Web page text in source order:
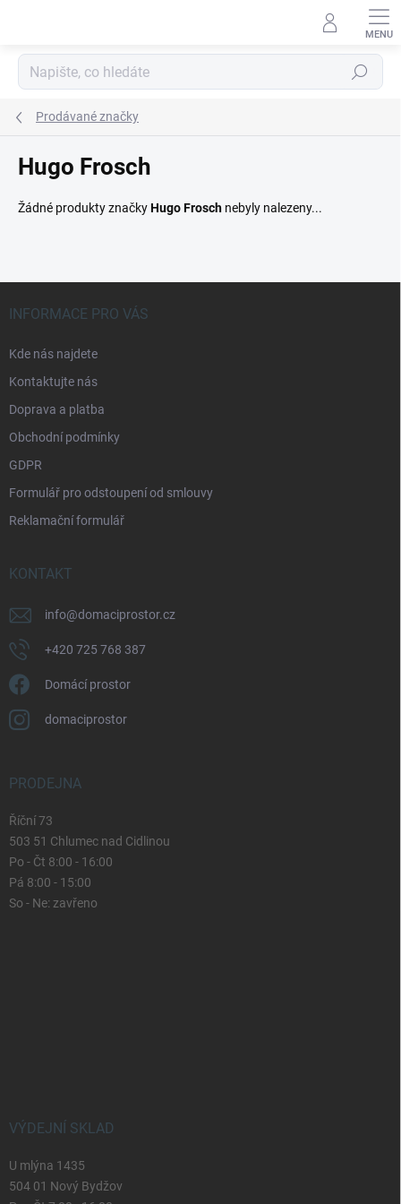
Hledat
Prodávané značky
Hugo Frosch
Žádné produkty značkyHugo Frosch nebyly nalezeny...
INFORMACE PRO VÁS
Kde nás najdete
Kontaktujte nás
Doprava a platba
Obchodní podmínky
GDPR
Formulář pro odstoupení od smlouvy
Reklamační formulář
KONTAKT
info@domaciprostor.cz
+420 725 768 387
Domácí prostor
domaciprostor
PRODEJNA
Říční 73
503 51 Chlumec nad Cidlinou
Po - Čt 8:00 - 16:00
Pá 8:00 - 15:00
So - Ne: zavřeno
VÝDEJNÍ SKLAD
U mlýna 1435
504 01 Nový Bydžov